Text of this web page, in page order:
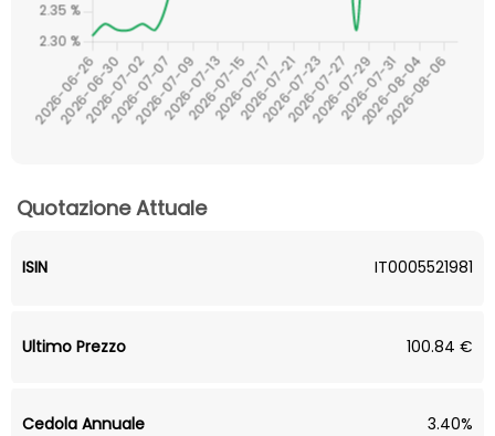
Quotazione Attuale
ISIN IT0005521981
Ultimo Prezzo 100.84 €
Cedola Annuale 3.40%